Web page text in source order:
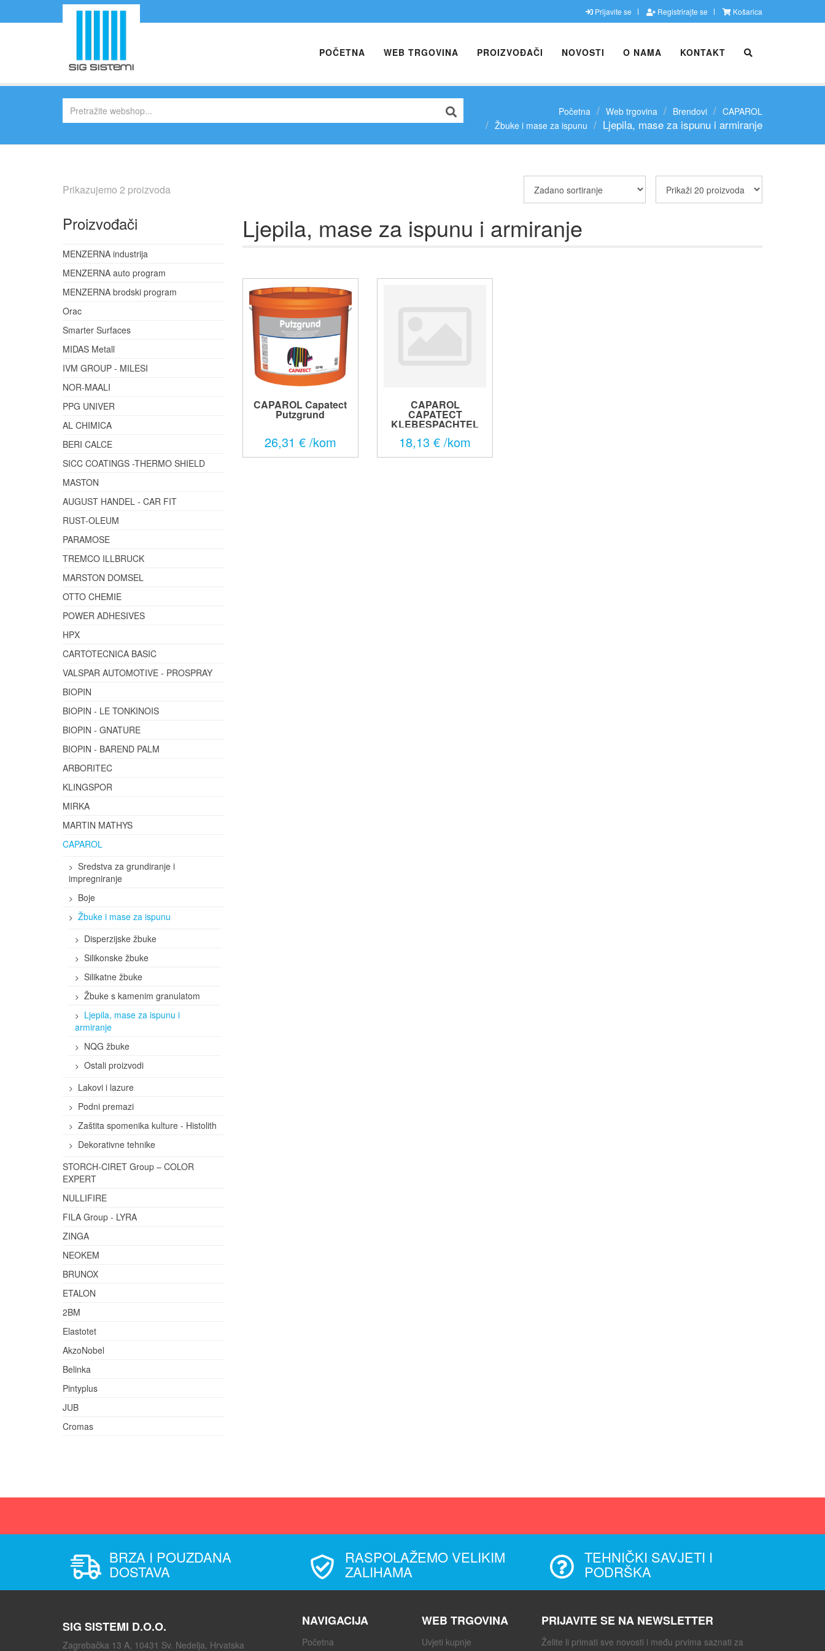
Prijavite se Registrirajte se Košarica
POČETNA WEB TRGOVINA PROIZVOĐAČI NOVOSTI O NAMA KONTAKT
Početna Web trgovina Brendovi
CAPAROL
Žbuke i mase za ispunu
Ljepila, mase za ispunu i armiranje
Prikazujemo 2 proizvoda
Proizvođači
MENZERNA industrija
MENZERNA auto program
MENZERNA brodski program
Orac
Smarter Surfaces
MIDAS Metall
IVM GROUP - MILESI
NOR-MAALI
PPG UNIVER
AL CHIMICA
BERI CALCE
SICC COATINGS -THERMO SHIELD
MASTON
AUGUST HANDEL - CAR FIT
RUST-OLEUM
PARAMOSE
TREMCO ILLBRUCK
MARSTON DOMSEL
OTTO CHEMIE
POWER ADHESIVES
HPX
CARTOTECNICA BASIC
VALSPAR AUTOMOTIVE - PROSPRAY
BIOPIN
BIOPIN - LE TONKINOIS
BIOPIN - GNATURE
BIOPIN - BAREND PALM
ARBORITEC
KLINGSPOR
MIRKA
MARTIN MATHYS
CAPAROL
Sredstva za grundiranje i
impregniranje
Boje
Žbuke i mase za ispunu
Disperzijske žbuke
Silikonske žbuke
Silikatne žbuke
Žbuke s kamenim granulatom
Ljepila, mase za ispunu i
armiranje
NQG žbuke
Ostali proizvodi
Lakovi i lazure
Podni premazi
Zaštita spomenika kulture - Histolith
Dekorativne tehnike
STORCH-CIRET Group – COLOR
EXPERT
NULLIFIRE
FILA Group - LYRA
ZINGA
NEOKEM
BRUNOX
ETALON
2BM
Elastotet
AkzoNobel
Belinka
Pintyplus
JUB
Cromas
Ljepila, mase za ispunu i armiranje
CAPAROL Capatect
Putzgrund
26,31 € /kom
CAPAROL
CAPATECT
KLEBESPACHTEL
18,13 € /kom
BRZA I POUZDANA
DOSTAVA
RASPOLAŽEMO VELIKIM
ZALIHAMA
TEHNIČKI SAVJETI I
PODRŠKA
SIG SISTEMI D.O.O.
Zagrebačka 13 A, 10431 Sv. Nedelja, Hrvatska
NAVIGACIJA
Početna
WEB TRGOVINA
Uvjeti kupnje
PRIJAVITE SE NA NEWSLETTER
Želite li primati sve novosti i među prvima saznati za